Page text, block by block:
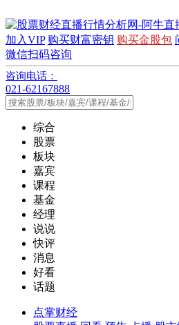
加入VIP 购买财富密钥 购买金股包
微信扫码咨询
咨询电话：
021-62167888
综合
股票
板块
嘉宾
课程
基金
经理
说说
快评
消息
好看
话题
点掌财经